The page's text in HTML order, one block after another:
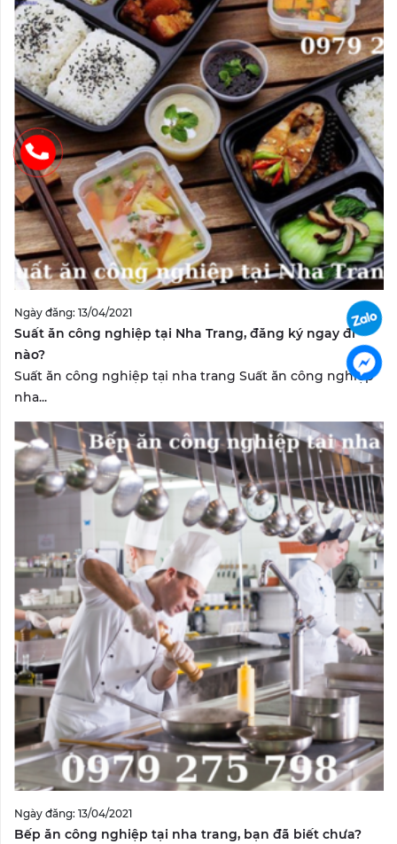
Ngày đăng: 13/04/2021
Suất ăn công nghiệp tại Nha Trang, đăng ký ngay đi
nào?
Suất ăn công nghiệp tại nha trang Suất ăn công nghiệp
nha...
Ngày đăng: 13/04/2021
Bếp ăn công nghiệp tại nha trang, bạn đã biết chưa?